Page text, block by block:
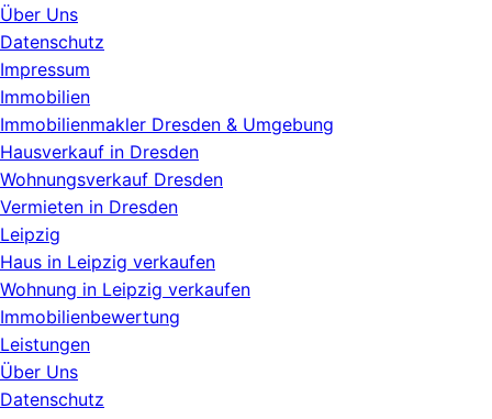
Über Uns
Datenschutz
Impressum
Immobilien
Immobilienmakler Dresden & Umgebung
Hausverkauf in Dresden
Wohnungsverkauf Dresden
Vermieten in Dresden
Leipzig
Haus in Leipzig verkaufen
Wohnung in Leipzig verkaufen
Immobilienbewertung
Leistungen
Über Uns
Datenschutz